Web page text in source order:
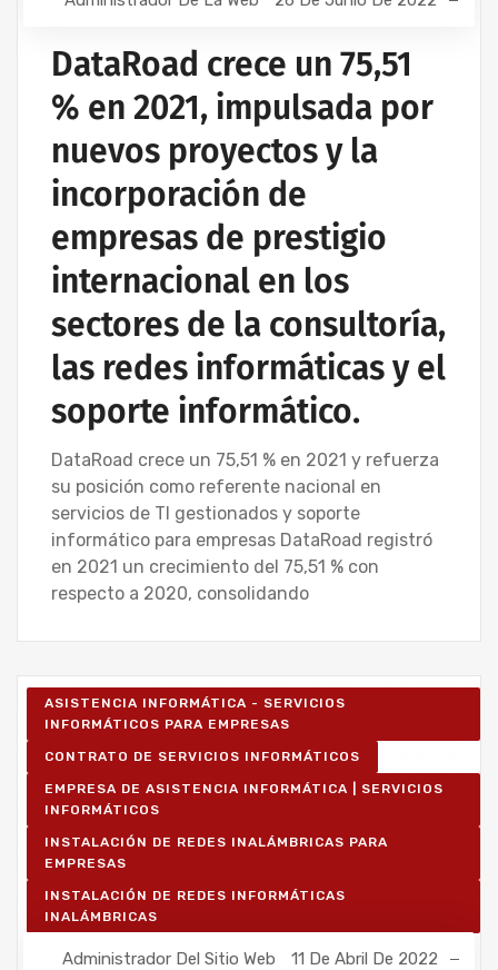
DataRoad crece un 75,51
% en 2021, impulsada por
nuevos proyectos y la
incorporación de
empresas de prestigio
internacional en los
sectores de la consultoría,
las redes informáticas y el
soporte informático.
DataRoad crece un 75,51 % en 2021 y refuerza
su posición como referente nacional en
servicios de TI gestionados y soporte
informático para empresas DataRoad registró
en 2021 un crecimiento del 75,51 % con
respecto a 2020, consolidando
ASISTENCIA INFORMÁTICA - SERVICIOS
INFORMÁTICOS PARA EMPRESAS
CONTRATO DE SERVICIOS INFORMÁTICOS
EMPRESA DE ASISTENCIA INFORMÁTICA | SERVICIOS
INFORMÁTICOS
INSTALACIÓN DE REDES INALÁMBRICAS PARA
EMPRESAS
INSTALACIÓN DE REDES INFORMÁTICAS
INALÁMBRICAS
Administrador Del Sitio Web 11 De Abril De 2022